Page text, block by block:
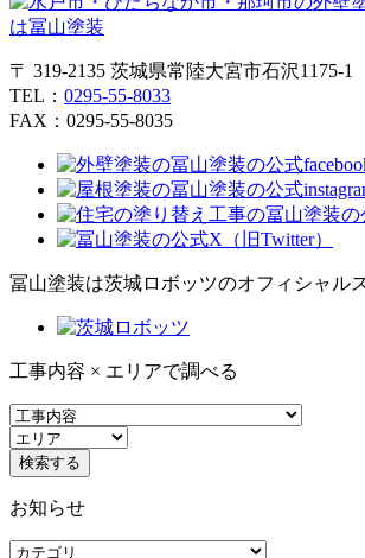
〒 319-2135 茨城県常陸大宮市石沢1175-1
TEL： 0295-55-8033
FAX：0295-55-8035
冨山塗装は茨城ロボッツのオフィシャル
工事内容 × エリアで調べる
お知らせ